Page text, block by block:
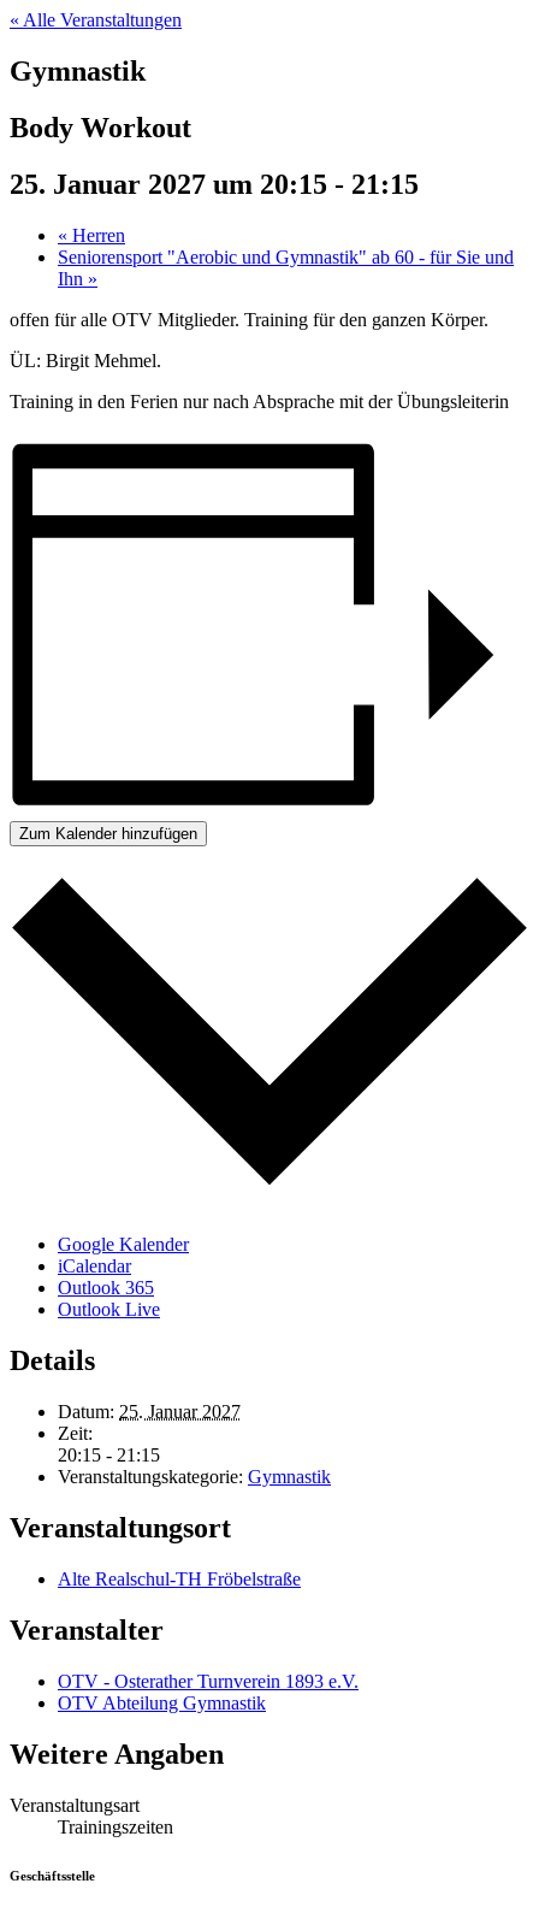
« Alle Veranstaltungen
Gymnastik
Body Workout
25. Januar 2027 um 20:15 - 21:15
« Herren
Seniorensport "Aerobic und Gymnastik" ab 60 - für Sie und
Ihn »
offen für alle OTV Mitglieder. Training für den ganzen Körper.
ÜL: Birgit Mehmel.
Training in den Ferien nur nach Absprache mit der Übungsleiterin
Zum Kalender hinzufügen
Google Kalender
iCalendar
Outlook 365
Outlook Live
Details
Datum: 25. Januar 2027
Zeit:
20:15 - 21:15
Veranstaltungskategorie: Gymnastik
Veranstaltungsort
Alte Realschul-TH Fröbelstraße
Veranstalter
OTV - Osterather Turnverein 1893 e.V.
OTV Abteilung Gymnastik
Weitere Angaben
Veranstaltungsart
Trainingszeiten
Geschäftsstelle